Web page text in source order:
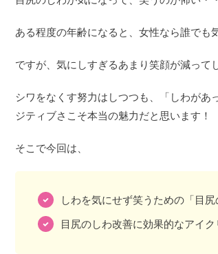
ある程度の年齢になると、女性なら誰でも
ですが、気にしすぎるあまり笑顔が減って
シワをなくす努力はしつつも、「しわが
ジティブさこそ本当の魅力だと思います！
そこで今回は、
しわを気にせず笑うための「目尻
目尻のしわ改善に効果的なアイク